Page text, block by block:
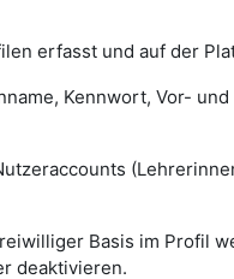
erfasst und auf der
Kennwort, Vor- und
Basis im Profil
deaktivieren.